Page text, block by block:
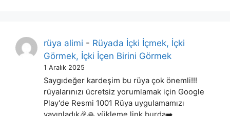
rüya alimi - Rüyada İçki İçmek, İçki
Görmek, İçki İçen Birini Görmek
1 Aralık 2025
Saygıdeğer kardeşim bu rüya çok önemli!!!
rüyalarınızı ücretsiz yorumlamak için Google
Play'de Resmi 1001 Rüya uygulamamızı